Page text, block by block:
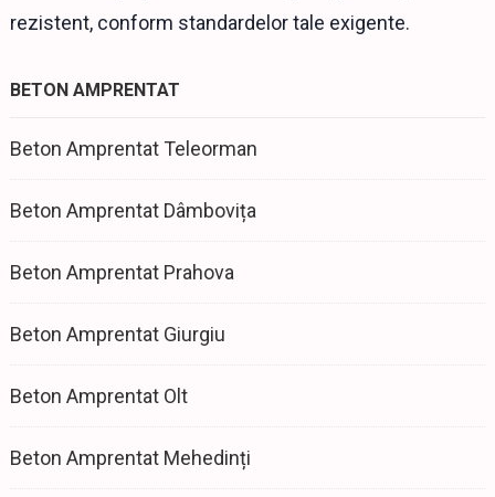
rezistent, conform standardelor tale exigente.
BETON AMPRENTAT
Beton Amprentat Teleorman
Beton Amprentat Dâmbovița
Beton Amprentat Prahova
Beton Amprentat Giurgiu
Beton Amprentat Olt
Beton Amprentat Mehedinți